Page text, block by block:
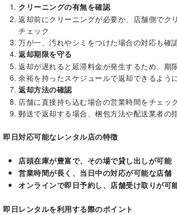
クリーニングの有無を確認
返却前にクリーニングが必要か、店舗側でク
チェック
万が一、汚れやシミをつけた場合の対応も確
返却期限を守る
返却が遅れると延滞料金が発生するため、期
余裕を持ったスケジュールで返却できるよう
返却方法の確認
店舗に直接持ち込む場合の営業時間をチェック
郵送で返却する場合、梱包方法や配送業者の
即日対応可能なレンタル店の特徴
店頭在庫が豊富で、その場で貸し出しが可能
営業時間が長く、当日中の対応が可能な店舗
オンラインで即日予約し、店舗受け取りが可
即日レンタルを利用する際のポイント